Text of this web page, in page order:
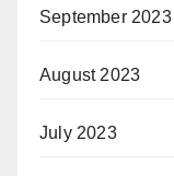
September 2023
August 2023
July 2023